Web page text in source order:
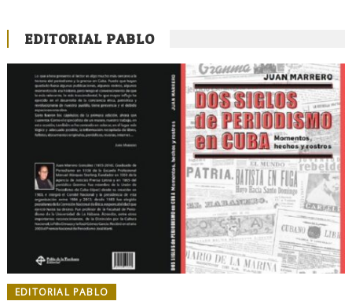
EDITORIAL PABLO
EDITORIAL PABLO